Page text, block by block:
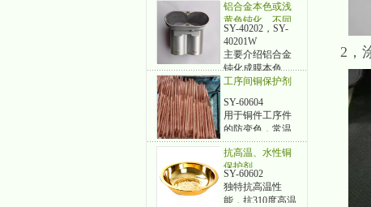
蓝色，中性盐雾
48-1500小时的工
艺方案
铝合金本色或浅
黄色钝化，不同
盐雾的工艺方案
SY-40202，SY-
40201W
主要介绍铝合金
钝化成膜本色、
浅黄色，中性盐
雾从48-500小时
的工艺方法。
工序间铜保护剂
SY-60604
用于铜件工序件
的防变色，常温
使用，不改变颜
色，不影响涂
装、焊接
抗高温、水性铜
保护剂
SY-60602
独特抗高温性
能，抗310度高温
2，